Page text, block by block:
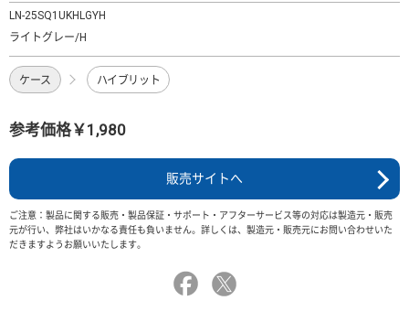
LN-25SQ1UKHLGYH
ライトグレー/H
ケース ハイブリット
参考価格￥1,980
販売サイトへ
ご注意：製品に関する販売・製品保証・サポート・アフターサービス等の対応は製造元・販売
元が行い、弊社はいかなる責任も負いません。詳しくは、製造元・販売元にお問い合わせいた
だきますようお願いいたします。